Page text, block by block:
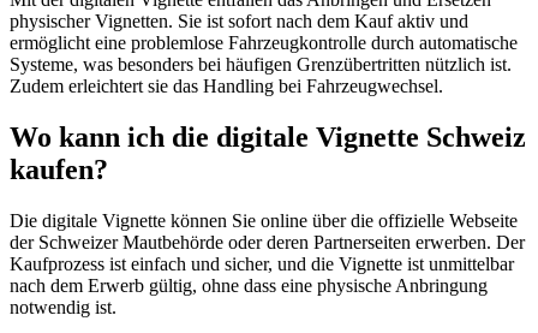
physischer Vignetten. Sie ist sofort nach dem Kauf aktiv und
ermöglicht eine problemlose Fahrzeugkontrolle durch automatische
Systeme, was besonders bei häufigen Grenzübertritten nützlich ist.
Zudem erleichtert sie das Handling bei Fahrzeugwechsel.
Wo kann ich die digitale Vignette Schweiz
kaufen?
Die digitale Vignette können Sie online über die offizielle Webseite
der Schweizer Mautbehörde oder deren Partnerseiten erwerben. Der
Kaufprozess ist einfach und sicher, und die Vignette ist unmittelbar
nach dem Erwerb gültig, ohne dass eine physische Anbringung
notwendig ist.